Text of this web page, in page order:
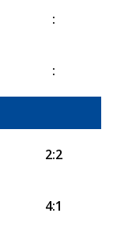
:
:
2:2
4:1